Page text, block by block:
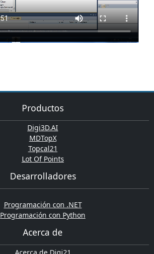
Productos
Digi3D.AI
MDTopX
Topcal21
Lot Of Points
Desarrolladores
Programación con .NET
Programación con Python
Acerca de
Acerca de Digi21